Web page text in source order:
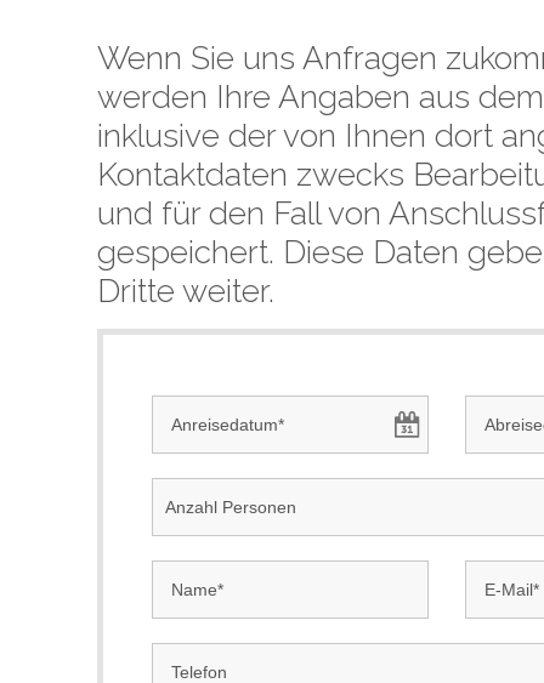
Wenn Sie uns Anfragen
werden Ihre Angaben aus
inklusive der von Ihnen dort
Kontaktdaten zwecks
und für den Fall von
gespeichert. Diese Daten
Dritte weiter.